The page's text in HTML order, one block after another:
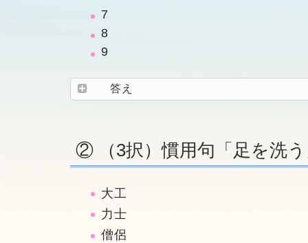
7
8
9
答え
② （3択）慣用句「足を洗
大工
力士
僧侶